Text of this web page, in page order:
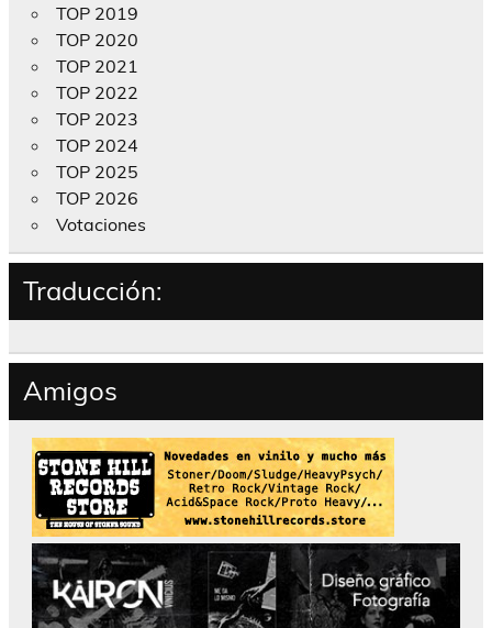
TOP 2019
TOP 2020
TOP 2021
TOP 2022
TOP 2023
TOP 2024
TOP 2025
TOP 2026
Votaciones
Traducción:
Amigos